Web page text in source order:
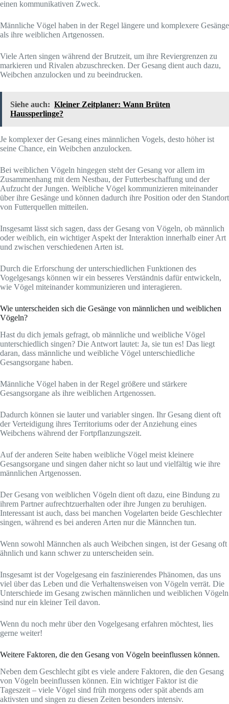
einen kommunikativen Zweck.
Männliche Vögel haben in der Regel längere und komplexere Gesänge
als ihre weiblichen Artgenossen.
Viele Arten singen während der Brutzeit, um ihre Reviergrenzen zu
markieren und Rivalen abzuschrecken. Der Gesang dient auch dazu,
Weibchen anzulocken und zu beeindrucken.
Siehe auch: Kleiner Zeitplaner: Wann Brüten
Haussperlinge?
Je komplexer der Gesang eines männlichen Vogels, desto höher ist
seine Chance, ein Weibchen anzulocken.
Bei weiblichen Vögeln hingegen steht der Gesang vor allem im
Zusammenhang mit dem Nestbau, der Futterbeschaffung und der
Aufzucht der Jungen. Weibliche Vögel kommunizieren miteinander
über ihre Gesänge und können dadurch ihre Position oder den Standort
von Futterquellen mitteilen.
Insgesamt lässt sich sagen, dass der Gesang von Vögeln, ob männlich
oder weiblich, ein wichtiger Aspekt der Interaktion innerhalb einer Art
und zwischen verschiedenen Arten ist.
Durch die Erforschung der unterschiedlichen Funktionen des
Vogelgesangs können wir ein besseres Verständnis dafür entwickeln,
wie Vögel miteinander kommunizieren und interagieren.
Wie unterscheiden sich die Gesänge von männlichen und weiblichen
Vögeln?
Hast du dich jemals gefragt, ob männliche und weibliche Vögel
unterschiedlich singen? Die Antwort lautet: Ja, sie tun es! Das liegt
daran, dass männliche und weibliche Vögel unterschiedliche
Gesangsorgane haben.
Männliche Vögel haben in der Regel größere und stärkere
Gesangsorgane als ihre weiblichen Artgenossen.
Dadurch können sie lauter und variabler singen. Ihr Gesang dient oft
der Verteidigung ihres Territoriums oder der Anziehung eines
Weibchens während der Fortpflanzungszeit.
Auf der anderen Seite haben weibliche Vögel meist kleinere
Gesangsorgane und singen daher nicht so laut und vielfältig wie ihre
männlichen Artgenossen.
Der Gesang von weiblichen Vögeln dient oft dazu, eine Bindung zu
ihrem Partner aufrechtzuerhalten oder ihre Jungen zu beruhigen.
Interessant ist auch, dass bei manchen Vogelarten beide Geschlechter
singen, während es bei anderen Arten nur die Männchen tun.
Wenn sowohl Männchen als auch Weibchen singen, ist der Gesang oft
ähnlich und kann schwer zu unterscheiden sein.
Insgesamt ist der Vogelgesang ein faszinierendes Phänomen, das uns
viel über das Leben und die Verhaltensweisen von Vögeln verrät. Die
Unterschiede im Gesang zwischen männlichen und weiblichen Vögeln
sind nur ein kleiner Teil davon.
Wenn du noch mehr über den Vogelgesang erfahren möchtest, lies
gerne weiter!
Weitere Faktoren, die den Gesang von Vögeln beeinflussen können.
Neben dem Geschlecht gibt es viele andere Faktoren, die den Gesang
von Vögeln beeinflussen können. Ein wichtiger Faktor ist die
Tageszeit – viele Vögel sind früh morgens oder spät abends am
aktivsten und singen zu diesen Zeiten besonders intensiv.